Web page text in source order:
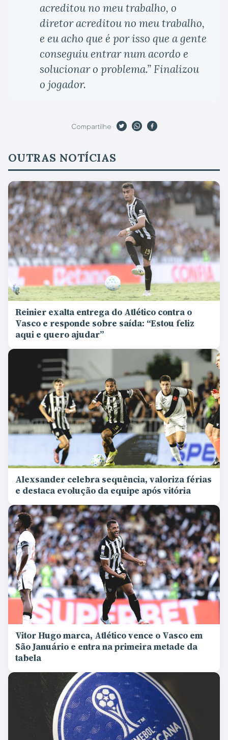
acreditou no meu trabalho, o
diretor acreditou no meu trabalho,
e eu acho que é por isso que a gente
conseguiu entrar num acordo e
solucionar o problema.” Finalizou
o jogador.
Compartilhe
OUTRAS NOTÍCIAS
Reinier exalta entrega do Atlético contra o
Vasco e responde sobre saída: “Estou feliz
aqui e quero ajudar”
Alexsander celebra sequência, valoriza férias
e destaca evolução da equipe após vitória
Vitor Hugo marca, Atlético vence o Vasco em
São Januário e entra na primeira metade da
tabela